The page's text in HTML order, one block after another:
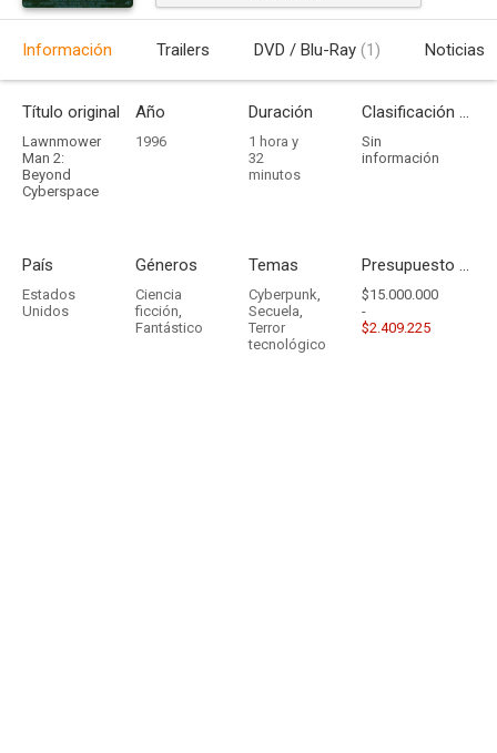
Información Trailers DVD / Blu-Ray (1) Noticias
Título original
Lawnmower
Man 2:
Beyond
Cyberspace
Año
1996
Duración
1 hora y
32
minutos
Clasificación por edades
Sin
información
País
Estados
Unidos
Géneros
Ciencia
ficción,
Fantástico
Temas
Cyberpunk,
Secuela,
Terror
tecnológico
Presupuesto - Ingresos
$15.000.000
-
$2.409.225